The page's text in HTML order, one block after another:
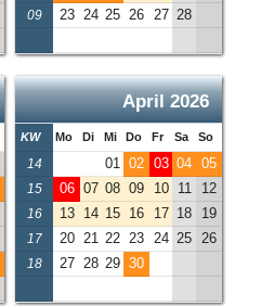
09 23 24 25 26 27 28
April 2026
KW Mo Di Mi Do Fr Sa So
14 01 02 03 04 05
15 06 07 08 09 10 11 12
16 13 14 15 16 17 18 19
17 20 21 22 23 24 25 26
18 27 28 29 30